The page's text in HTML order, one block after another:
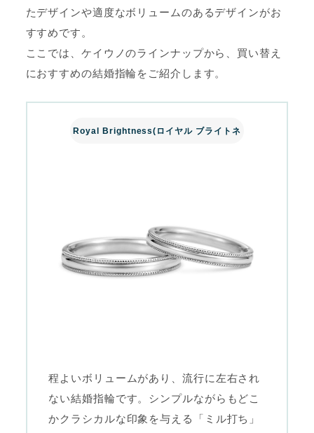
たデザインや適度なボリュームのあるデザインがお
すすめです。
ここでは、ケイウノのラインナップから、買い替え
におすすめの結婚指輪をご紹介します。
Royal Brightness(ロイヤル ブライトネ
程よいボリュームがあり、流行に左右され
ない結婚指輪です。シンプルながらもどこ
かクラシカルな印象を与える「ミル打ち」